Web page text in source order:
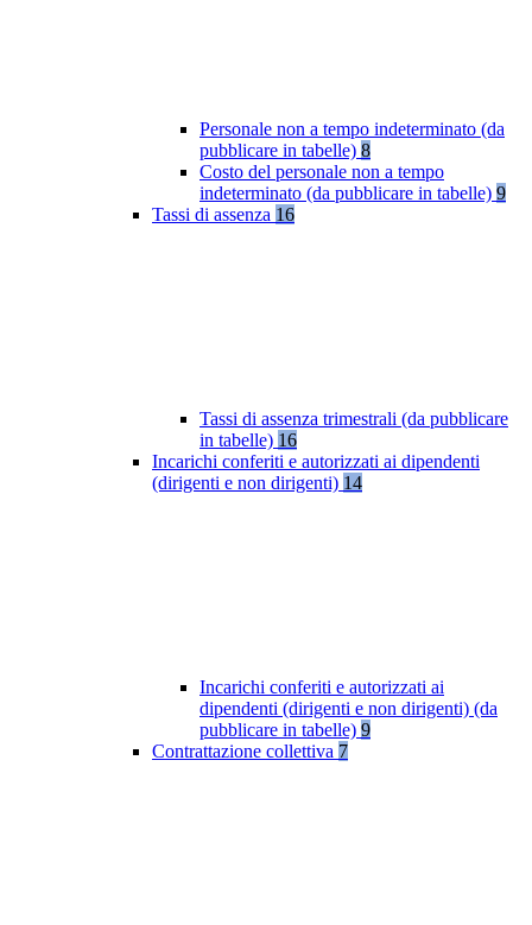
Personale non a tempo indeterminato (da
pubblicare in tabelle) 8
Costo del personale non a tempo
indeterminato (da pubblicare in tabelle) 9
Tassi di assenza 16
Tassi di assenza trimestrali (da pubblicare
in tabelle) 16
Incarichi conferiti e autorizzati ai dipendenti
(dirigenti e non dirigenti) 14
Incarichi conferiti e autorizzati ai
dipendenti (dirigenti e non dirigenti) (da
pubblicare in tabelle) 9
Contrattazione collettiva 7